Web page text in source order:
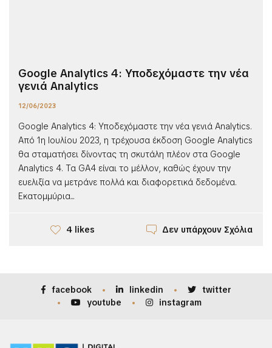
Google Analytics 4: Υποδεχόμαστε την νέα
γενιά Analytics
12/06/2023
Google Analytics 4: Υποδεχόμαστε την νέα γενιά Analytics.
Από 1η Ιουλίου 2023, η τρέχουσα έκδοση Google Analytics
θα σταματήσει δίνοντας τη σκυτάλη πλέον στα Google
Analytics 4. Τα GA4 είναι το μέλλον, καθώς έχουν την
ευελιξία να μετράνε πολλά και διαφορετικά δεδομένα.
Εκατομμύρια...
4 likes Δεν υπάρχουν Σχόλια
facebook linkedin
twitter
youtube
instagram